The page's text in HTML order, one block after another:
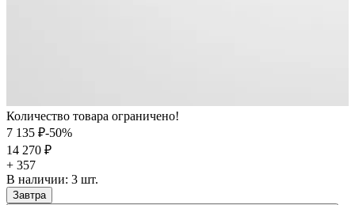
Количество товара ограничено!
7 135 ₽-50%
14 270 ₽
+ 357
В наличии: 3 шт.
Завтра